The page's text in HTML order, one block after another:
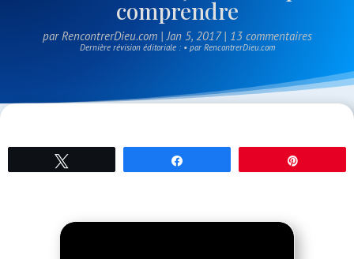
comprendre
parRencontrerDieu.com|Jan 5, 2017| 13 commentaires
Dernière révision éditoriale : • par RencontrerDieu.com